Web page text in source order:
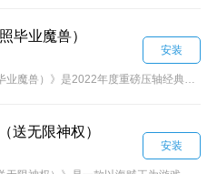
毕业魔兽）
安装
送无限神权）
安装